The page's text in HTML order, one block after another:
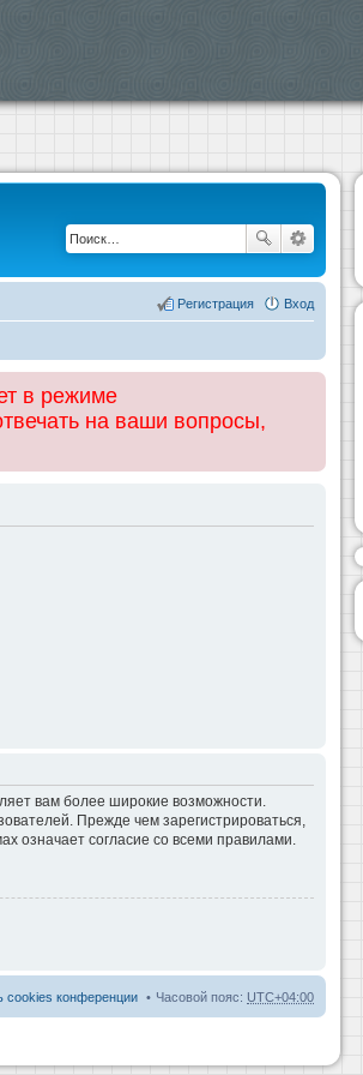
Вход
Регистрация
в режиме
на ваши вопросы,
вам более широкие возможности.
Прежде чем зарегистрироваться,
означает согласие со всеми правилами.
Часовой пояс: UTC+04:00
cookies конференции